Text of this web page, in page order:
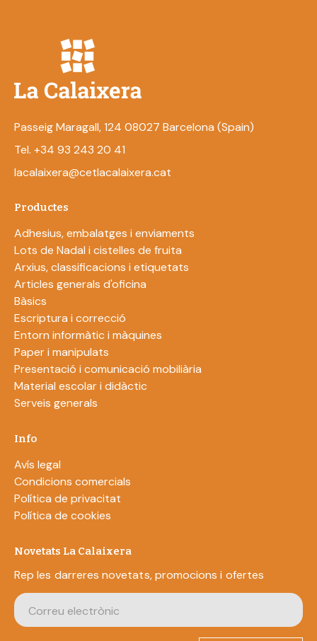
Passeig Maragall, 124 08027 Barcelona (Spain)
Tel. +34 93 243 20 41
lacalaixera@cetlacalaixera.cat
Productes
Adhesius, embalatges i enviaments
Lots de Nadal i cistelles de fruita
Arxius, classificacions i etiquetats
Articles generals d'oficina
Bàsics
Escriptura i correcció
Entorn informàtic i màquines
Paper i manipulats
Presentació i comunicació mobiliària
Material escolar i didàctic
Serveis generals
Info
Avís legal
Condicions comercials
Política de privacitat
Política de cookies
Novetats La Calaixera
Rep les darreres novetats, promocions i ofertes